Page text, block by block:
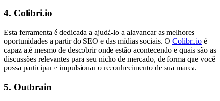
4. Colibri.io
Esta ferramenta é dedicada a ajudá-lo a alavancar as melhores
oportunidades a partir do SEO e das mídias sociais. O Colibri.io é
capaz até mesmo de descobrir onde estão acontecendo e quais são as
discussões relevantes para seu nicho de mercado, de forma que você
possa participar e impulsionar o reconhecimento de sua marca.
5. Outbrain